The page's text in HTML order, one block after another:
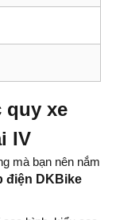
quy xe
IV
mà bạn nên nắm
điện DKBike